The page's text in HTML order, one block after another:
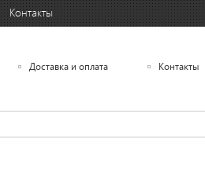
Контакты
Доставка и оплата Контакты